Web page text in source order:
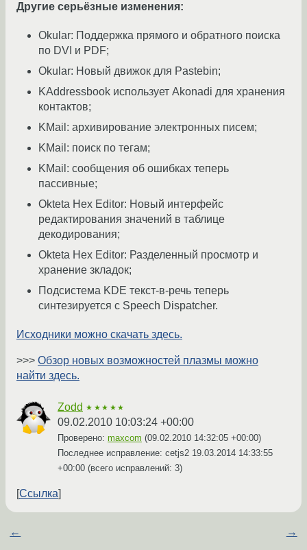
Другие серьёзные изменения:
Okular: Поддержка прямого и обратного поиска
по DVI и PDF;
Okular: Новый движок для Pastebin;
KAddressbook использует Akonadi для хранения
контактов;
KMail: архивирование электронных писем;
KMail: поиск по тегам;
KMail: сообщения об ошибках теперь
пассивные;
Okteta Hex Editor: Новый интерфейс
редактирования значений в таблице
декодирования;
Okteta Hex Editor: Разделенный просмотр и
хранение зкладок;
Подсистема KDE текст-в-речь теперь
синтезируется с Speech Dispatcher.
Исходники можно скачать здесь.
>>> Обзор новых возможностей плазмы можно
найти здесь.
Zodd ★★★★★
09.02.2010 10:03:24 +00:00
Проверено: maxcom (09.02.2010 14:32:05 +00:00)
Последнее исправление: cetjs2 19.03.2014 14:33:55
+00:00 (всего исправлений: 3)
Ссылка
← →